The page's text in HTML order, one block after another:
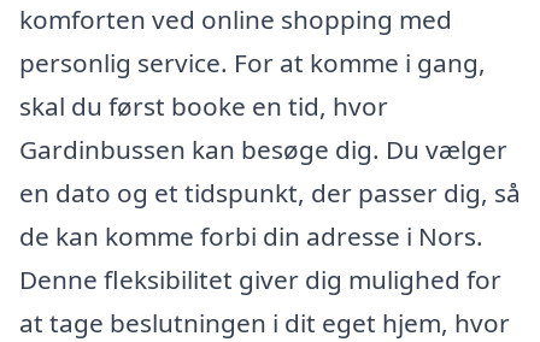
komforten ved online shopping med
personlig service. For at komme i gang,
skal du først booke en tid, hvor
Gardinbussen kan besøge dig. Du vælger
en dato og et tidspunkt, der passer dig, så
de kan komme forbi din adresse i Nors.
Denne fleksibilitet giver dig mulighed for
at tage beslutningen i dit eget hjem, hvor